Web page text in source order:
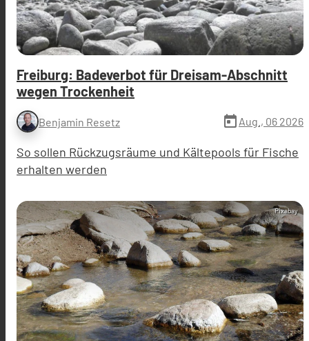
Freiburg: Badeverbot für Dreisam-Abschnitt
wegen Trockenheit
Benjamin Resetz today Aug., 06 2026
So sollen Rückzugsräume und Kältepools für Fische
erhalten werden
Pixabay